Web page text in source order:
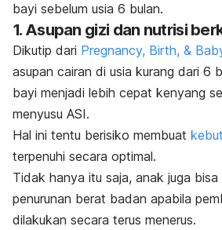
bayi sebelum usia 6 bulan.
1. Asupan gizi dan nutrisi
Dikutip dari Pregnancy, Birth, &
asupan cairan di usia kurang dari 6
bayi menjadi lebih cepat kenyang
menyusu ASI.
Hal ini tentu berisiko membuat
terpenuhi secara optimal.
Tidak hanya itu saja, anak juga bisa
penurunan berat badan apabila
dilakukan secara terus menerus.